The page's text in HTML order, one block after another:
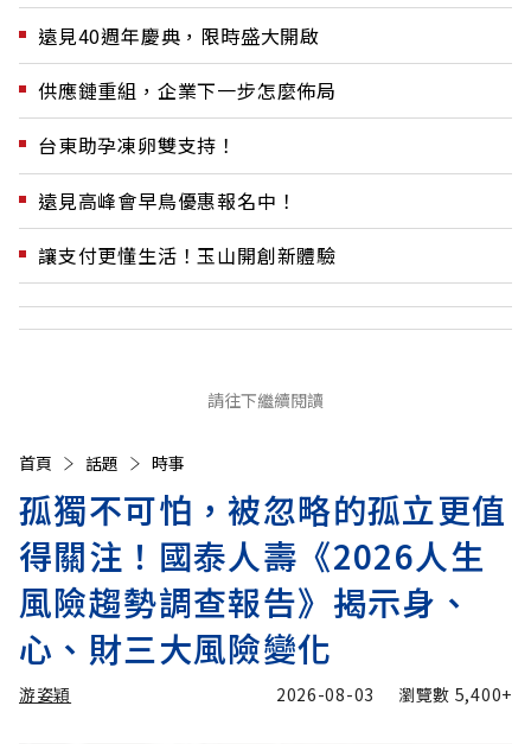
遠見40週年慶典，限時盛大開啟
供應鏈重組，企業下一步怎麼佈局
台東助孕凍卵雙支持！
遠見高峰會早鳥優惠報名中！
讓支付更懂生活！玉山開創新體驗
請往下繼續閱讀
首頁 話題 時事
孤獨不可怕，被忽略的孤立更值
得關注！國泰人壽《2026人生
風險趨勢調查報告》揭示身、
心、財三大風險變化
游姿穎 2026-08-03 瀏覽數 5,400+